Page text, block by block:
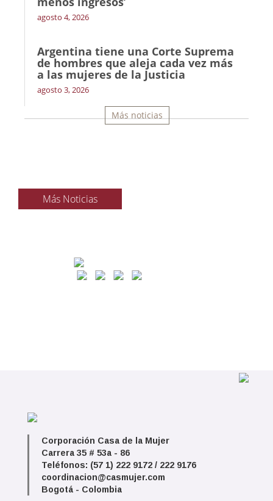
agosto 4, 2026
Argentina tiene una Corte Suprema
de hombres que aleja cada vez más
a las mujeres de la Justicia
agosto 3, 2026
Más noticias
Más Noticias
Corporación Casa de la Mujer
Carrera 35 # 53a - 86
Teléfonos: (57 1) 222 9172 / 222 9176
coordinacion@casmujer.com
Bogotá - Colombia